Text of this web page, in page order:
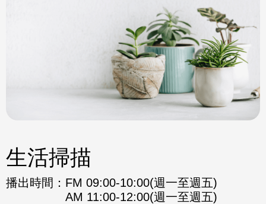
生活掃描
播出時間： FM 09:00-10:00(週一至週五)
AM 11:00-12:00(週一至週五)